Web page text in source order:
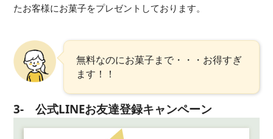
たお客様にお菓子をプレゼントしております。
無料なのにお菓子まで・・・お得すぎ
ます！！
3- 公式LINEお友達登録キャンペーン